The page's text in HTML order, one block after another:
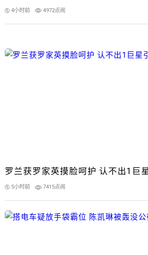
4小时前 4972点阅
罗兰获罗家英摸脸呵护 认不出1巨
5小时前 7415点阅